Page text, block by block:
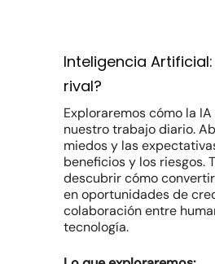
Inteligencia
rival?
Exploraremos cómo la
nuestro trabajo diario.
miedos y las
beneficios y los riesgos.
descubrir cómo
en oportunidades de
colaboración entre
tecnología.